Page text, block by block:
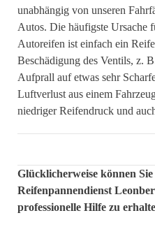
unabhängig von unseren
Autos. Die häufigste Ursache
Autoreifen ist einfach ein
Beschädigung des Ventils, z.
Aufprall auf etwas sehr
Luftverlust aus einem
niedriger Reifendruck und
Glücklicherweise können
Reifenpannendienst
professionelle Hilfe zu